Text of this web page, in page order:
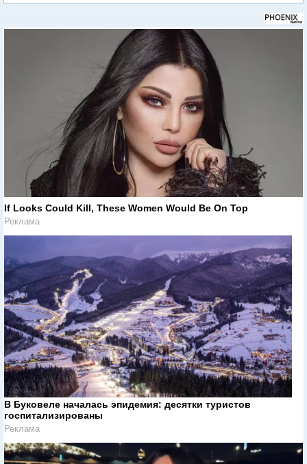
If Looks Could Kill, These Women Would Be On Top
Реклама
В Буковеле началась эпидемия: десятки туристов
госпитализированы
Реклама